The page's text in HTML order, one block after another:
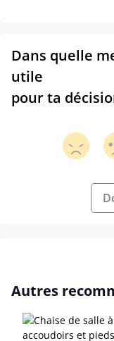
Dans quelle
utile
pour ta
Ignorer la galerie de
Autres